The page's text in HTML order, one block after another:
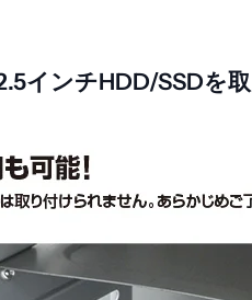
インチHDD/SSDを